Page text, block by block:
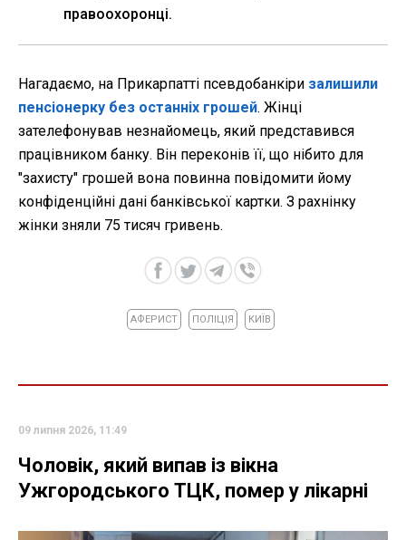
правоохоронці.
Нагадаємо, на Прикарпатті псевдобанкіри залишили
пенсіонерку без останніх грошей. Жінці
зателефонував незнайомець, який представився
працівником банку. Він переконів її, що нібито для
"захисту" грошей вона повинна повідомити йому
конфіденційні дані банківської картки. З рахнінку
жінки зняли 75 тисяч гривень.
АФЕРИСТ ПОЛІЦІЯ КИЇВ
09 липня 2026, 11:49
Чоловік, який випав із вікна
Ужгородського ТЦК, помер у лікарні